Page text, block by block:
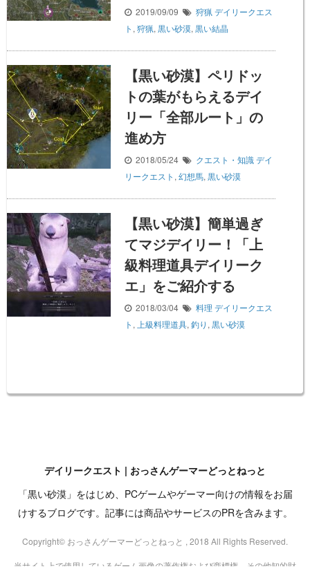
2019/09/09 狩猟 デイリークエス
ト , 狩猟, 黒い砂漠, 黒い結晶
【黒い砂漠】ペリドッ
トの葉がもらえるデイ
リー「全部ルート」の
進め方
2018/05/24 クエスト・知識 デイ
リークエスト , 幻想馬, 黒い砂漠
【黒い砂漠】簡単過ぎ
てマジデイリー！「上
級料理道具デイリーク
エ」をご紹介する
2018/03/04 料理 デイリークエス
ト , 上級料理道具, 釣り , 黒い砂漠
デイリークエスト | おっさんゲーマーどっとねっと
「黒い砂漠」をはじめ、PCゲームやゲーマー向けの情報をお届
けするブログです。記事には商品やサービスのPRを含みます。
Copyright© おっさんゲーマーどっとねっと , 2018 All Rights Reserved.
当サイト上で使用しているゲーム画像の著作権および商標権、その他知的財